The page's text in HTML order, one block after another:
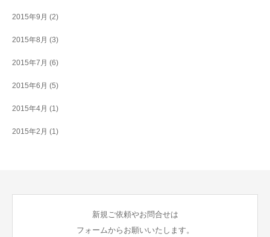
2015年9月 (2)
2015年8月 (3)
2015年7月 (6)
2015年6月 (5)
2015年4月 (1)
2015年2月 (1)
新規ご依頼やお問合せは
フォームからお願いいたします。